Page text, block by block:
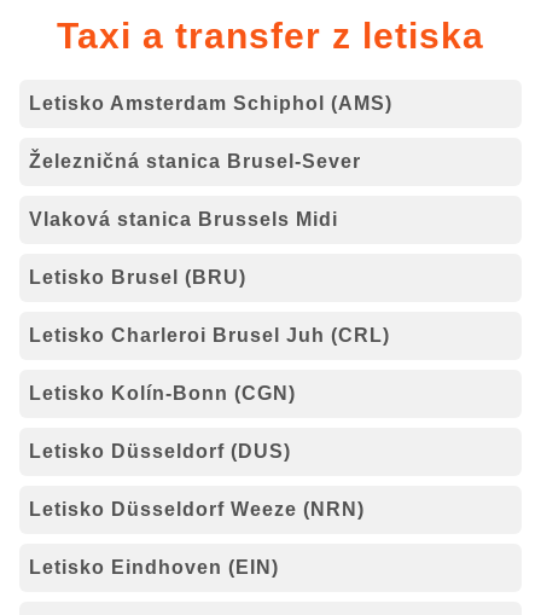
Taxi a transfer z letiska
Letisko Amsterdam Schiphol (AMS)
Železničná stanica Brusel-Sever
Vlaková stanica Brussels Midi
Letisko Brusel (BRU)
Letisko Charleroi Brusel Juh (CRL)
Letisko Kolín-Bonn (CGN)
Letisko Düsseldorf (DUS)
Letisko Düsseldorf Weeze (NRN)
Letisko Eindhoven (EIN)